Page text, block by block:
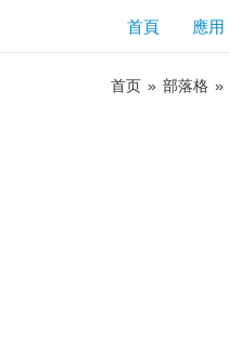
首頁 應用
首页 » 部落格 »